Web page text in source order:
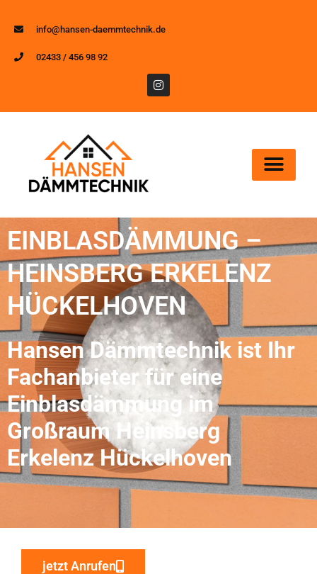
info@hansen-daemmtechnik.de
02433 / 456 98 92
EINBLASDÄMMUNG –
HEINSBERG ERKELENZ
HÜCKELHOVEN
Hansen Dämmtechnik ist Ihr
Fachanbieter für eine
Einblasdämmung im
Großraum Heinsberg
Erkelenz Hückelhoven
jetzt Anrufen